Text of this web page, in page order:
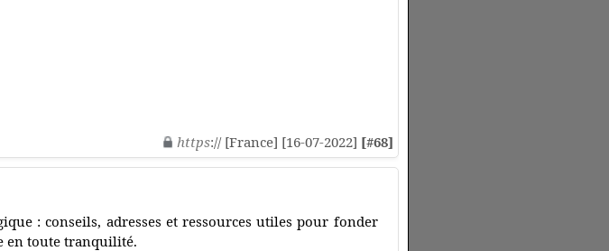
https:// [France] [16-07-2022] [#68]
: conseils, adresses et ressources utiles pour fonder
en toute tranquilité.